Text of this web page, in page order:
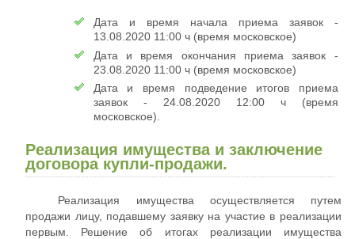
Дата и время начала приема заявок -
13.08.2020 11:00 ч (время московское)
Дата и время окончания приема заявок -
23.08.2020 11:00 ч (время московское)
Дата и время подведение итогов приема
заявок - 24.08.2020 12:00 ч (время
московское).
Реализация имущества и заключение
договора купли-продажи.
Реализация имущества осуществляется путем
продажи лицу, подавшему заявку на участие в реализации
первым. Решение об итогах реализации имущества